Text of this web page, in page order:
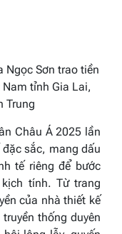
Ngọc Sơn trao tiền
tỉnh Gia Lai,
Trung
Châu Á 2025 lần
sắc, mang dấu
tế riêng để bước
tính. Từ trang
của nhà thiết kế
thống duyên